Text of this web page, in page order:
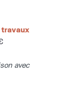
travaux
avec